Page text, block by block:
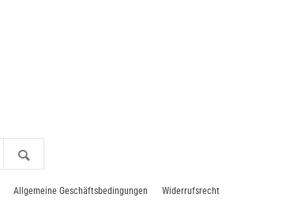
Allgemeine Geschäftsbedingungen Widerrufsrecht